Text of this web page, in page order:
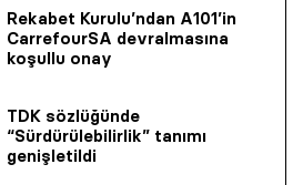
Rekabet Kurulu’ndan A101’in
CarrefourSA devralmasına
koşullu onay
TDK sözlüğünde
“Sürdürülebilirlik” tanımı
genişletildi